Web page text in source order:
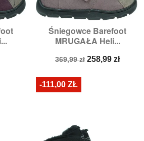
Śniegowce Barefoot
MRUGAŁA Heli...
Cena
369,99 zł Cena
258,99 zł
-111,00 ZŁ